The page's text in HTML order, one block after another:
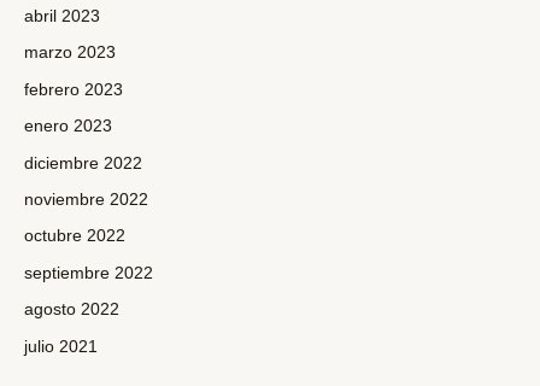
abril 2023
marzo 2023
febrero 2023
enero 2023
diciembre 2022
noviembre 2022
octubre 2022
septiembre 2022
agosto 2022
julio 2021